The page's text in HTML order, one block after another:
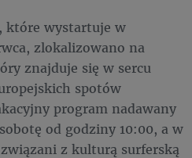
które wystartuje w
zlokalizowano na
znajduje się w sercu
spotów
program nadawany
od godziny 10:00, a w
z kulturą surferską